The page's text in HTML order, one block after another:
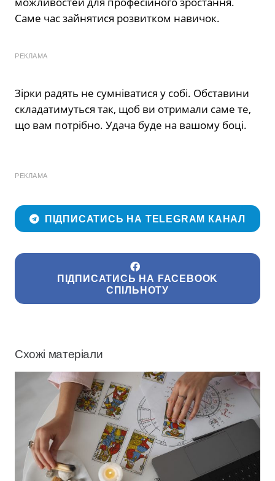
Саме час зайнятися розвитком навичок.
РЕКЛАМА
Зірки радять не сумніватися у собі. Обставини
складатимуться так, щоб ви отримали саме те,
що вам потрібно. Удача буде на вашому боці.
РЕКЛАМА
ПІДПИСАТИСЬ НА TELEGRAM КАНАЛ
ПІДПИСАТИСЬ НА FACEBOOK
СПІЛЬНОТУ
Схожі матеріали